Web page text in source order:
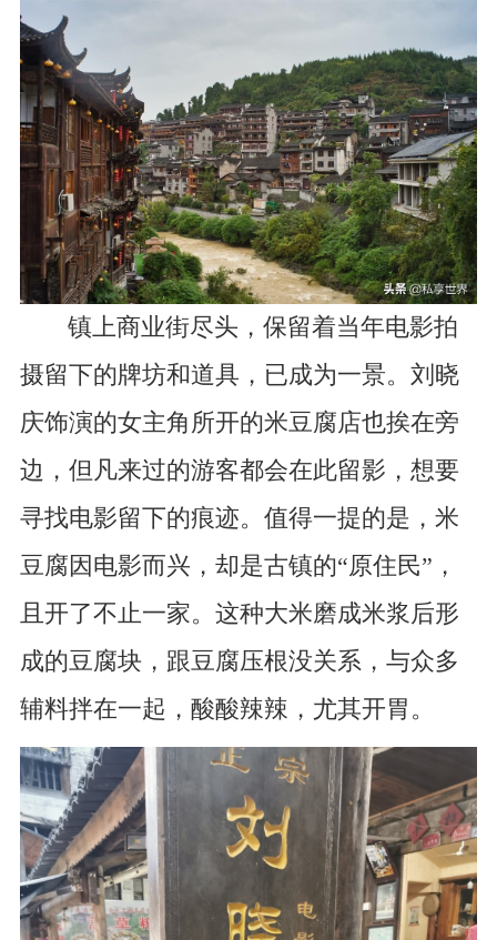
镇上商业街尽头，保留着当年电影拍
摄留下的牌坊和道具，已成为一景。刘晓
庆饰演的女主角所开的米豆腐店也挨在旁
边，但凡来过的游客都会在此留影，想要
寻找电影留下的痕迹。值得一提的是，米
豆腐因电影而兴，却是古镇的“原住民”，
且开了不止一家。这种大米磨成米浆后形
成的豆腐块，跟豆腐压根没关系，与众多
辅料拌在一起，酸酸辣辣，尤其开胃。